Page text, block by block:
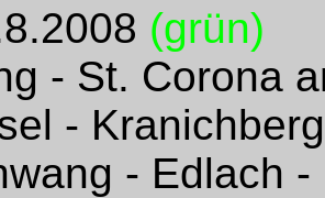
(grün)
- St. Corona
-
- Edlach